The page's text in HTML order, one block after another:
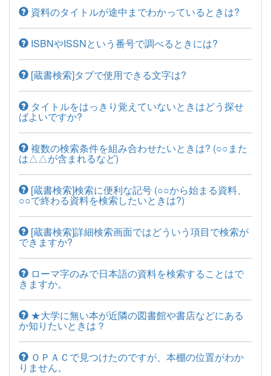
資料のタイトルが途中までわかっているときは?
ISBNやISSNという番号で調べるときには?
[蔵書検索]タブで使用できる文字は?
タイトルをはっきり覚えていないときはどう探せ
ばよいですか?
複数の検索条件を組み合わせたいときは? (○○また
は△△が含まれるなど)
[蔵書検索]検索に便利な記号 (○○から始まる資料、
○○で終わる資料を検索したいときは?)
[蔵書検索]詳細検索画面ではどういう項目で検索が
できますか?
ローマ字のみで日本語の資料を検索することはで
きますか。
★大学に無い本が近隣の図書館や書店などにある
か知りたいときは？
ＯＰＡＣで見つけたのですが、本棚の位置がわか
りません。